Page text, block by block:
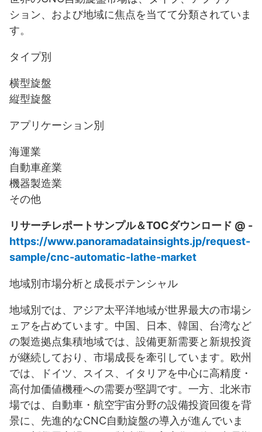
ション、および地域に焦点を当てて分類されていま
す。
タイプ別
横型旋盤
縦型旋盤
アプリケーション別
海運業
自動車産業
機器製造業
その他
リサーチレポートサンプル＆TOCダウンロード @ -
https://www.panoramadatainsights.jp/request-
sample/cnc-automatic-lathe-market
地域別市場分析と成長ポテンシャル
地域別では、アジア太平洋地域が世界最大の市場シ
ェアを占めています。中国、日本、韓国、台湾など
の製造拠点集積地域では、設備更新需要と新規投資
が継続しており、市場成長を牽引しています。欧州
では、ドイツ、スイス、イタリアを中心に高精度・
高付加価値機種への需要が堅調です。一方、北米市
場では、自動車・航空宇宙分野の設備投資回復を背
景に、先進的なCNC自動旋盤の導入が進んでいま